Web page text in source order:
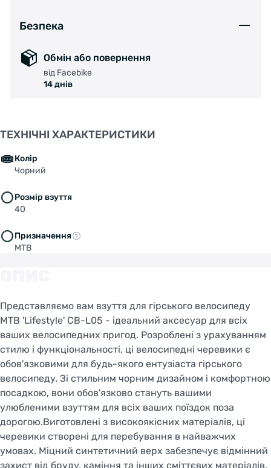
Безпека
Обмін або повернення
від Facebike
14 днів
ТЕХНІЧНІ ХАРАКТЕРИСТИКИ
Колір
Чорний
Розмір взуття
40
Призначення
MTB
Представляємо вам взуття для гірського велосипеду
MTB 'Lifestyle' CB-L05 - ідеальний аксесуар для всіх
ваших велосипедних пригод. Розроблені з урахуванням
стилю і функціональності, ці велосипедні черевики є
обов'язковими для будь-якого ентузіаста гірського
велосипеду. Зі стильним чорним дизайном і комфортною
посадкою, вони обов'язково стануть вашими
улюбленими взуттям для всіх ваших поїздок поза
дорогою.Виготовлені з високоякісних матеріалів, ці
черевики створені для перебування в найважчих
умовах. Міцний синтетичний верх забезпечує відмінний
захист від бруду, каміння та інших сміттєвих матеріалів,